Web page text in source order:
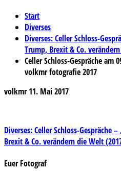
Start
Diverses
Diverses: Celler Schloss-
Trump, Brexit & Co.
Celler Schloss-Gespräche am
volkmr fotografie 2017
volkmr 11. Mai 2017
Beitragsnavigation
Diverses: Celler Schloss-Gespräche
Brexit & Co. verändern die Welt
Euer Fotograf